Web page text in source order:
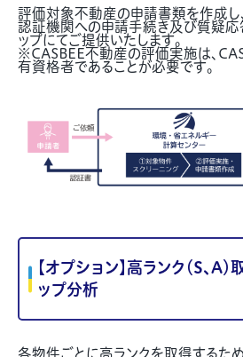
評価対象不動産の申請書類を作成し
認証機関への申請手続き及び質疑応
ップにてご提供いたします。
※CASBEE不動産の評価実施は、
有資格者であることが必要です。
【オプション】高ランク（S、A
ップ分析
各物件ごとに高ランクを取得するた